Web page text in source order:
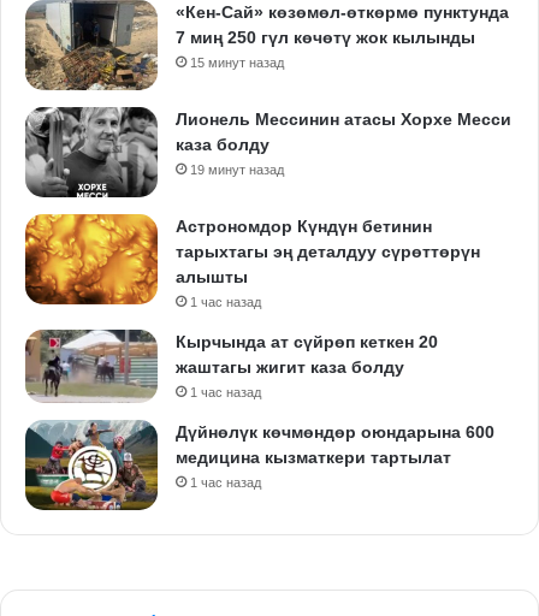
«Кен-Сай» көзөмөл-өткөрмө пунктунда
7 миң 250 гүл көчөтү жок кылынды
15 минут назад
Лионель Мессинин атасы Хорхе Месси
каза болду
19 минут назад
Астрономдор Күндүн бетинин
тарыхтагы эң деталдуу сүрөттөрүн
алышты
1 час назад
Кырчында ат сүйрөп кеткен 20
жаштагы жигит каза болду
1 час назад
Дүйнөлүк көчмөндөр оюндарына 600
медицина кызматкери тартылат
1 час назад